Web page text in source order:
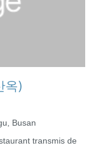
옥)
Busan
transmis de